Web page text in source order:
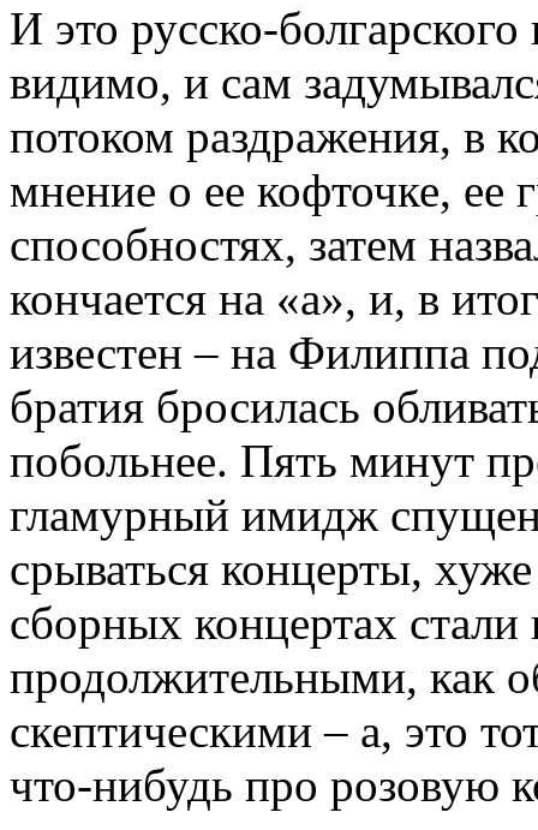
И это русско-
видимо, и сам
потоком раздражения, в
мнение о ее кофточке, ее
способностях, затем
кончается на «а», и, в
известен – на Филиппа
братия бросилась
побольнее. Пять минут
гламурный имидж спущен
срываться концерты,
сборных концертах
продолжительными, как
скептическими – а, это
что-нибудь про розовую